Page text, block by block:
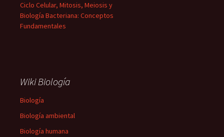
Ciclo Celular, Mitosis, Meiosis y
Biología Bacteriana: Conceptos
Fundamentales
Wiki Biología
Biología
Biología ambiental
Biología humana